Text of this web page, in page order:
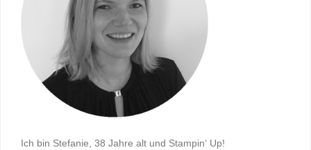
Ich bin Stefanie, 38 Jahre alt und Stampin‘ Up!